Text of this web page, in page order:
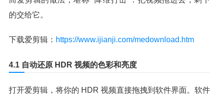
的交给它。
下载爱剪辑： https://www.ijianji.com/medownload.htm
4.1 自动还原 HDR 视频的色彩和亮度
打开爱剪辑，将你的 HDR 视频直接拖拽到软件界面。软件